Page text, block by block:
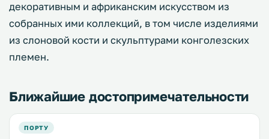
декоративным и африканским искусством из
собранных ими коллекций, в том числе изделиями
из слоновой кости и скульптурами конголезских
племен.
Ближайшие достопримечательности
ПОРТУ